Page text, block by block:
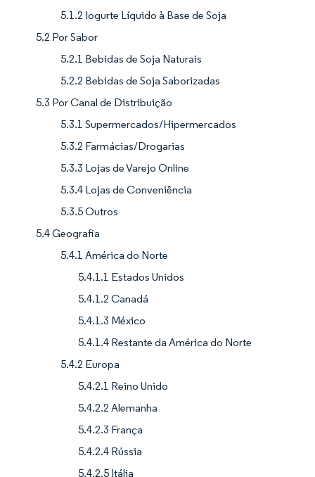
5.1.2 Iogurte Líquido à Base de Soja
5.2 Por Sabor
5.2.1 Bebidas de Soja Naturais
5.2.2 Bebidas de Soja Saborizadas
5.3 Por Canal de Distribuição
5.3.1 Supermercados/Hipermercados
5.3.2 Farmácias/Drogarias
5.3.3 Lojas de Varejo Online
5.3.4 Lojas de Conveniência
5.3.5 Outros
5.4 Geografia
5.4.1 América do Norte
5.4.1.1 Estados Unidos
5.4.1.2 Canadá
5.4.1.3 México
5.4.1.4 Restante da América do Norte
5.4.2 Europa
5.4.2.1 Reino Unido
5.4.2.2 Alemanha
5.4.2.3 França
5.4.2.4 Rússia
5.4.2.5 Itália